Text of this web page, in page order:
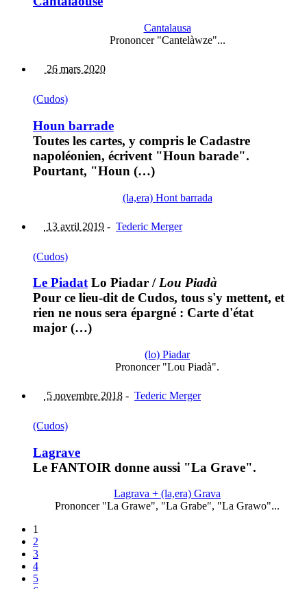
Cantalausa
Prononcer "Cantelàwze"...
26 mars 2020
(Cudos)
Houn barrade
Toutes les cartes, y compris le Cadastre
napoléonien, écrivent "Houn barade".
Pourtant, "Houn (…)
(la,era) Hont barrada
13 avril 2019 - Tederic Merger
(Cudos)
Le PiadatLo Piadar /Lou Piadà
Pour ce lieu-dit de Cudos, tous s'y mettent, et
rien ne nous sera épargné : Carte d'état
major (…)
(lo) Piadar
Prononcer "Lou Piadà".
5 novembre 2018 - Tederic Merger
(Cudos)
Lagrave
Le FANTOIR donne aussi "La Grave".
Lagrava + (la,era) Grava
Prononcer "La Grawe", "La Grabe", "La Grawo"...
1
2
3
4
5